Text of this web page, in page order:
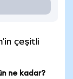
çeşitli
ne kadar?